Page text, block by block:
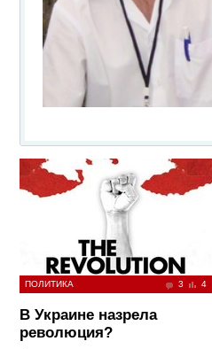
ПОЛИТИКА 3 4
В Украине назрела
революция?